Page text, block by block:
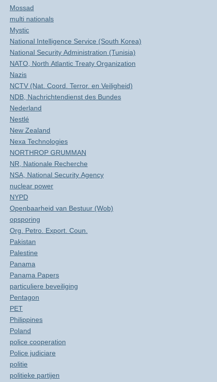
Mossad
multi nationals
Mystic
National Intelligence Service (South Korea)
National Security Administration (Tunisia)
NATO, North Atlantic Treaty Organization
Nazis
NCTV (Nat. Coord. Terror. en Veiligheid)
NDB, Nachrichtendienst des Bundes
Nederland
Nestlé
New Zealand
Nexa Technologies
NORTHROP GRUMMAN
NR, Nationale Recherche
NSA, National Security Agency
nuclear power
NYPD
Openbaarheid van Bestuur (Wob)
opsporing
Org. Petro. Export. Coun.
Pakistan
Palestine
Panama
Panama Papers
particuliere beveiliging
Pentagon
PET
Philippines
Poland
police cooperation
Police judiciare
politie
politieke partijen